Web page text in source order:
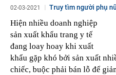
02-03-2021 Truy tìm người phụ
Hiện nhiều doanh nghiệp
sản xuất khẩu trang y tế
đang loay hoay khi xuất
khẩu gặp khó bởi sản xuất
chiếc, buộc phải bán lỗ để